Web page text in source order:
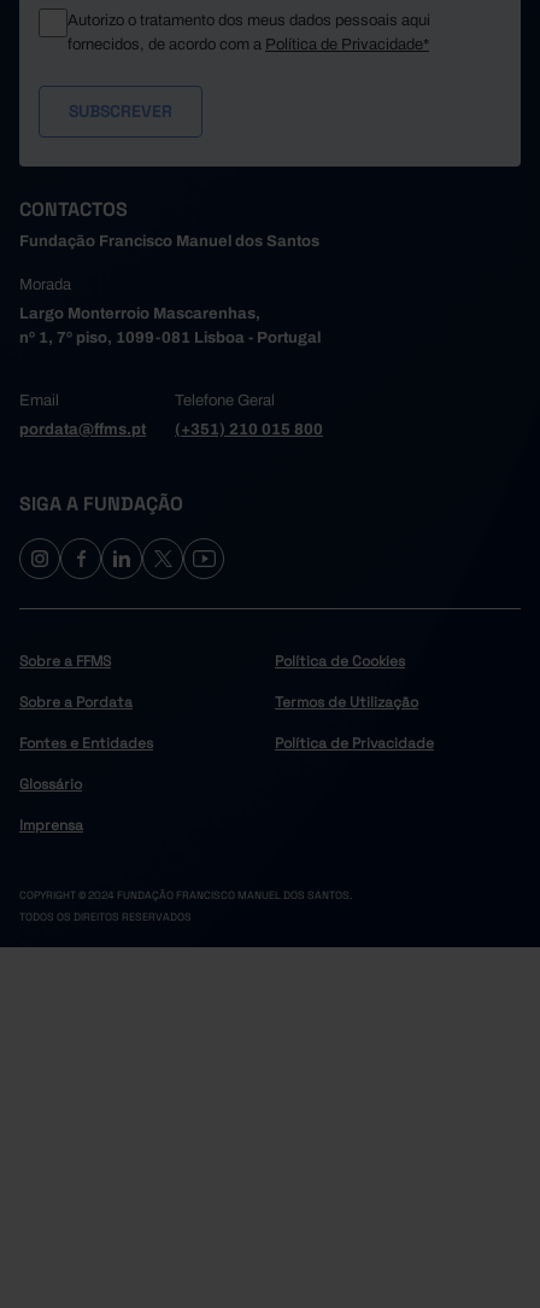
Autorizo o tratamento dos meus dados pessoais aqui
fornecidos, de acordo com a Política de Privacidade*
CONTACTOS
Fundação Francisco Manuel dos Santos
Morada
Largo Monterroio Mascarenhas,
nº 1, 7º piso, 1099-081 Lisboa - Portugal
Email
pordata@ffms.pt
Telefone Geral
(+351) 210 015 800
SIGA A FUNDAÇÃO
Sobre a FFMS
Sobre a Pordata
Fontes e Entidades
Glossário
Imprensa
Política de Cookies
Termos de Utilização
Política de Privacidade
COPYRIGHT © 2024 FUNDAÇÃO FRANCISCO MANUEL DOS SANTOS.
TODOS OS DIREITOS RESERVADOS